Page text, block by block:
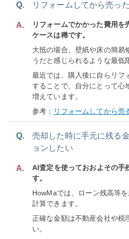
Q. リフォームしてから売っ
A.
リフォームでかかった費用を
ケースは稀です。
大抵の場合、壁紙や床の簡易
うだと感じられるような最低
最近では、購入後に自らリフ
することで、自分にとって心
増えています。
参考： リフォームしてから売
Q.
売却した時に手元に残る
ョンしたい
A.
AI査定を使っておおよその手
す。
HowMaでは、ローン残高等
計算できます。
正確な金額は不動産会社や税
い。